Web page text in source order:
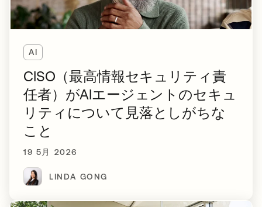
AI
CISO（最高情報セキュリティ責
任者）がAIエージェントのセキュ
リティについて見落としがちな
こと
19 5月 2026
LINDA GONG